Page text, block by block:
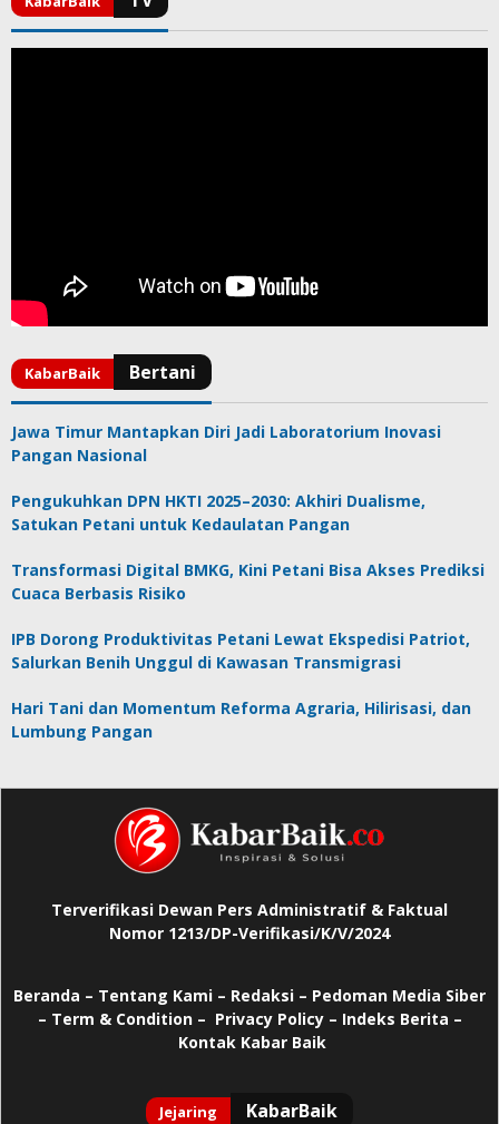
Jawa Timur Mantapkan Diri Jadi Laboratorium Inovasi
Pangan Nasional
Pengukuhkan DPN HKTI 2025–2030: Akhiri Dualisme,
Satukan Petani untuk Kedaulatan Pangan
Transformasi Digital BMKG, Kini Petani Bisa Akses Prediksi
Cuaca Berbasis Risiko
IPB Dorong Produktivitas Petani Lewat Ekspedisi Patriot,
Salurkan Benih Unggul di Kawasan Transmigrasi
Hari Tani dan Momentum Reforma Agraria, Hilirisasi, dan
Lumbung Pangan
Terverifikasi Dewan Pers Administratif & Faktual
Nomor 1213/DP-Verifikasi/K/V/2024
Beranda – Tentang Kami – Redaksi – Pedoman Media Siber
– Term & Condition – Privacy Policy– Indeks Berita –
Kontak Kabar Baik